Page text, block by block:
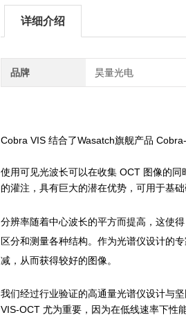
详细介绍
品牌 昊量光电
Cobra VIS 结合了Wasatch旗舰产品
使用可见光波长可以在收集 OCT 图像的
的灌注，具有巨大的潜在优势，可用于基础
分辨率随着中心波长的平方而提高，这使
区分和测量各种结构。作为光谱仪设计的
减，从而获得较好的图像。
我们经过行业验证的高通量光谱仪设计与
VIS-OCT 尤为重要，因为在低线速率下性